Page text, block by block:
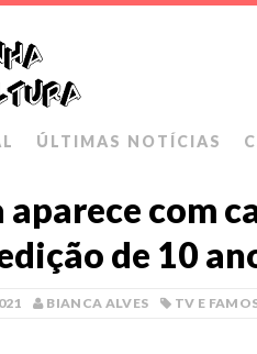
ÚLTIMAS NOTÍCIAS
com
de 10
BIANCA ALVES TV E